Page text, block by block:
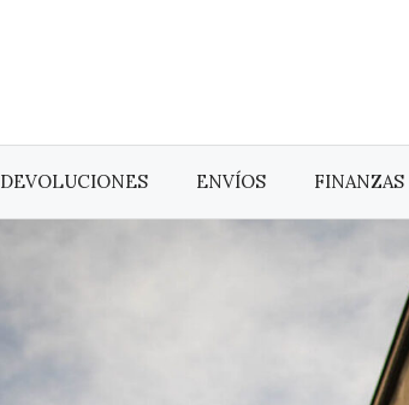
DEVOLUCIONES ENVÍOS FINANZAS